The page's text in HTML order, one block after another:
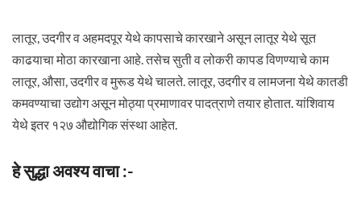
लातूर, उदगीर व अहमदपूर येथे कापसाचे कारखाने असून लातूर येथे सूत
काढयाचा मोठा कारखाना आहे. तसेच सुती व लोकरी कापड विणण्याचे काम
लातूर, औसा, उदगीर व मुरूड येथे चालते. लातूर, उदगीर व लामजना येथे कातडी
कमवण्याचा उद्योग असून मोठ्या प्रमाणावर पादत्राणे तयार होतात. यांशिवाय
येथे इतर १२७ औद्योगिक संस्था आहेत.
हे सुद्धा अवश्य वाचा :-